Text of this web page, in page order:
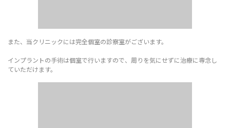
また、当クリニックには完全個室の診察室がございます。
インプラントの手術は個室で行いますので、周りを気にせずに治療に専念し
ていただけます。